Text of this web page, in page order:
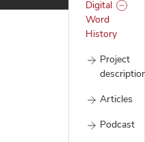
Digital
Word
History
Project
Articles
Podcast